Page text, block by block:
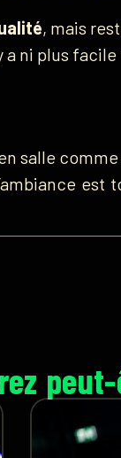
, mais
a ni plus
salle
est